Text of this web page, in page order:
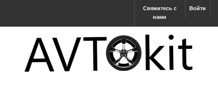
Войти
Свяжитесь с
нами